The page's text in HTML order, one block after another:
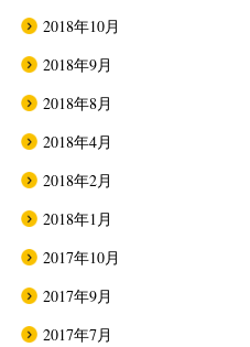
2018年10月
2018年9月
2018年8月
2018年4月
2018年2月
2018年1月
2017年10月
2017年9月
2017年7月